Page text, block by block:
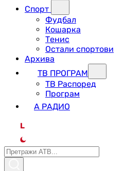
Спорт
Фудбал
Кошарка
Тенис
Остали спортови
Архива
ТВ ПРОГРАМ
ТВ Распоред
Програм
А РАДИО
L